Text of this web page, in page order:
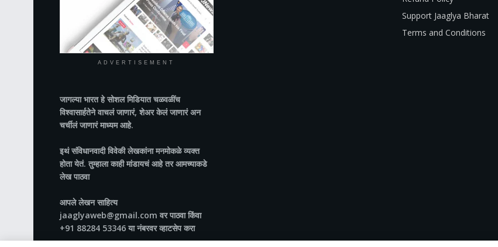
ADVERTISEMENT
जागल्या भारतहे सोशल मिडियात चळवळींच
विश्वासार्हतेने वाचलं जाणारं, शेअर केलं जाणारं अन
चर्चीलं जाणारं माध्यम आहे.
इथं संविधानवादी विवेकी लेखकांना मनमोकळे व्यक्त
होता येतं. तुम्हाला काही मांडायचं आहे तर आमच्याकडे
लेख पाठवा
आपले लेखन साहित्य
jaaglyaweb@gmail.com वर पाठवा किंवा
+91 88284 53346 या नंबरवर व्हाटसेप करा
Support Jaaglya Bharat
Terms and Conditions